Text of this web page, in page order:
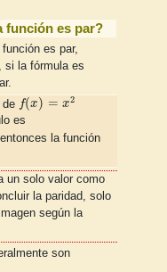
función es par?
es par,
, si la fórmula es
de f(x) = x2
f(x)=x2
es
la función
un solo valor como
la paridad, solo
según la
son